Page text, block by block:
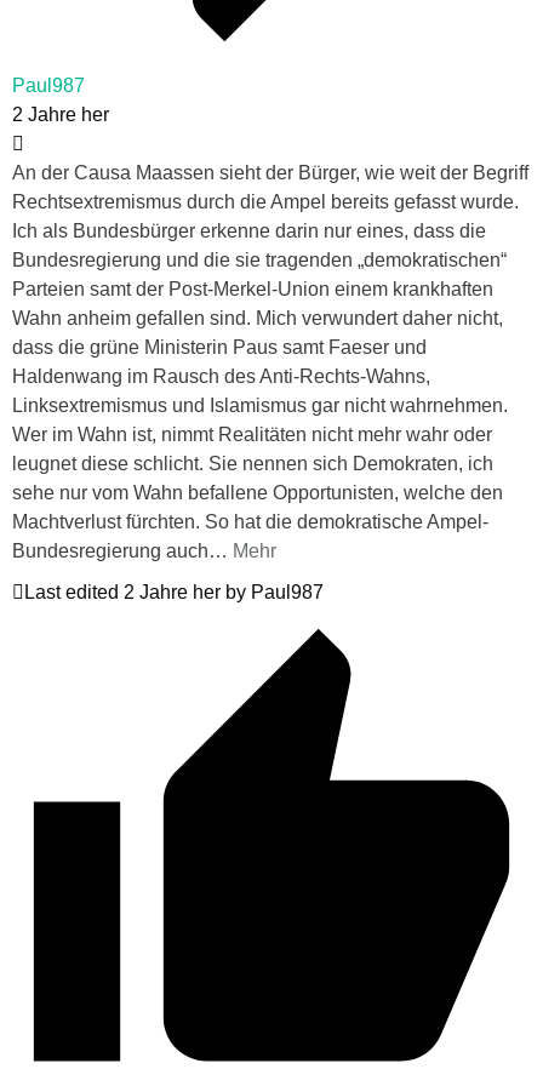
Paul987
2 Jahre her
An der Causa Maassen sieht der Bürger, wie weit der Begriff
Rechtsextremismus durch die Ampel bereits gefasst wurde.
Ich als Bundesbürger erkenne darin nur eines, dass die
Bundesregierung und die sie tragenden „demokratischen“
Parteien samt der Post-Merkel-Union einem krankhaften
Wahn anheim gefallen sind. Mich verwundert daher nicht,
dass die grüne Ministerin Paus samt Faeser und
Haldenwang im Rausch des Anti-Rechts-Wahns,
Linksextremismus und Islamismus gar nicht wahrnehmen.
Wer im Wahn ist, nimmt Realitäten nicht mehr wahr oder
leugnet diese schlicht. Sie nennen sich Demokraten, ich
sehe nur vom Wahn befallene Opportunisten, welche den
Machtverlust fürchten. So hat die demokratische Ampel-
Bundesregierung auch… Mehr
Last edited 2 Jahre her by Paul987